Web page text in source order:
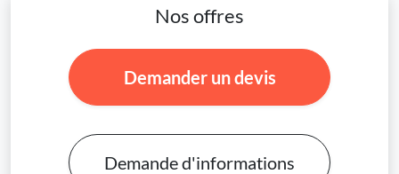
Nos offres
Demander un devis
Demande d'informations